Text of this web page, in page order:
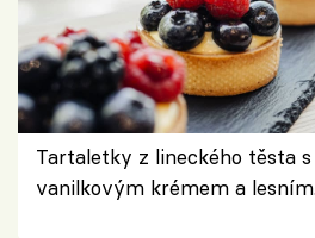
Tartaletky z lineckého těsta s
vanilkovým krémem a lesním